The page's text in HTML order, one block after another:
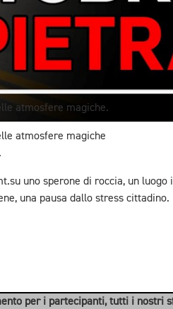
atmosfere magiche.
atmosfere magiche
uno sperone di roccia, un luogo
una pausa dallo stress cittadino.
per i partecipanti, tutti i nostri